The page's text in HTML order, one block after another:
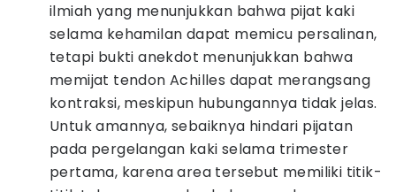
ilmiah yang menunjukkan bahwa pijat kaki
selama kehamilan dapat memicu persalinan,
tetapi bukti anekdot menunjukkan bahwa
memijat tendon Achilles dapat merangsang
kontraksi, meskipun hubungannya tidak jelas.
Untuk amannya, sebaiknya hindari pijatan
pada pergelangan kaki selama trimester
pertama, karena area tersebut memiliki titik-